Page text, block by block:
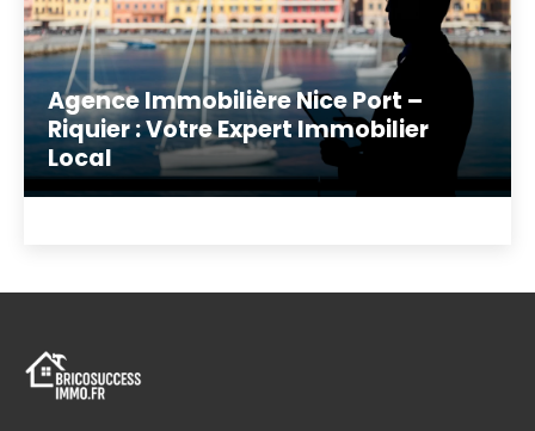
Agence Immobilière Nice Port –
Riquier : Votre Expert Immobilier
Local